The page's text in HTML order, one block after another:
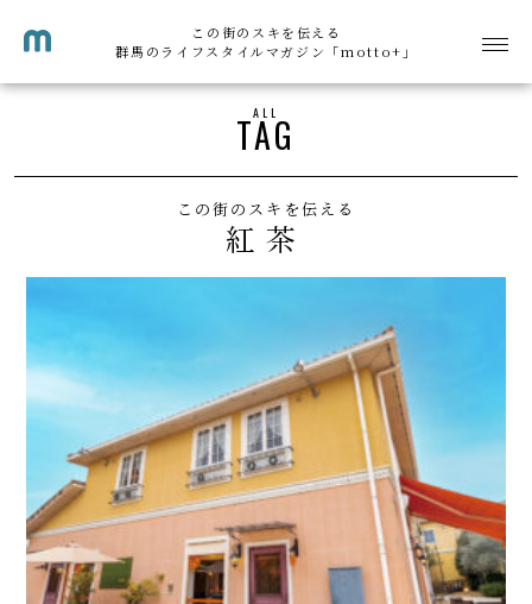
この街のスキを伝える
群馬のライフスタイルマガジン「motto+」
ALL
TAG
この街のスキを伝える
紅茶